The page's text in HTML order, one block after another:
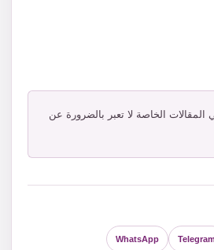
المقالات الخاصة لا تعبر بالضرورة عن
Telegram
WhatsApp